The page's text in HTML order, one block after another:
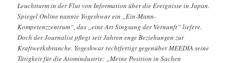
Leuchtturm in der Flut von Information über die Ereignisse in Japan.
Spiegel Online nannte Yogeshwar ein „Ein-Mann-
Kompetenzzentrum“, das „eine Art Singsang der Vernunft“ liefere.
Doch der Journalist pflegt seit Jahren enge Beziehungen zur
Kraftwerksbranche. Yogeshwar rechtfertigt gegenüber MEEDIA seine
Tätigkeit für die Atomindustrie: „Meine Position in Sachen